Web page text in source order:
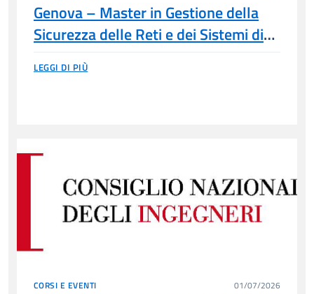
Genova – Master in Gestione della
Sicurezza delle Reti e dei Sistemi di
Trasporto
LEGGI DI PIÙ
CORSI E EVENTI 01/07/2026